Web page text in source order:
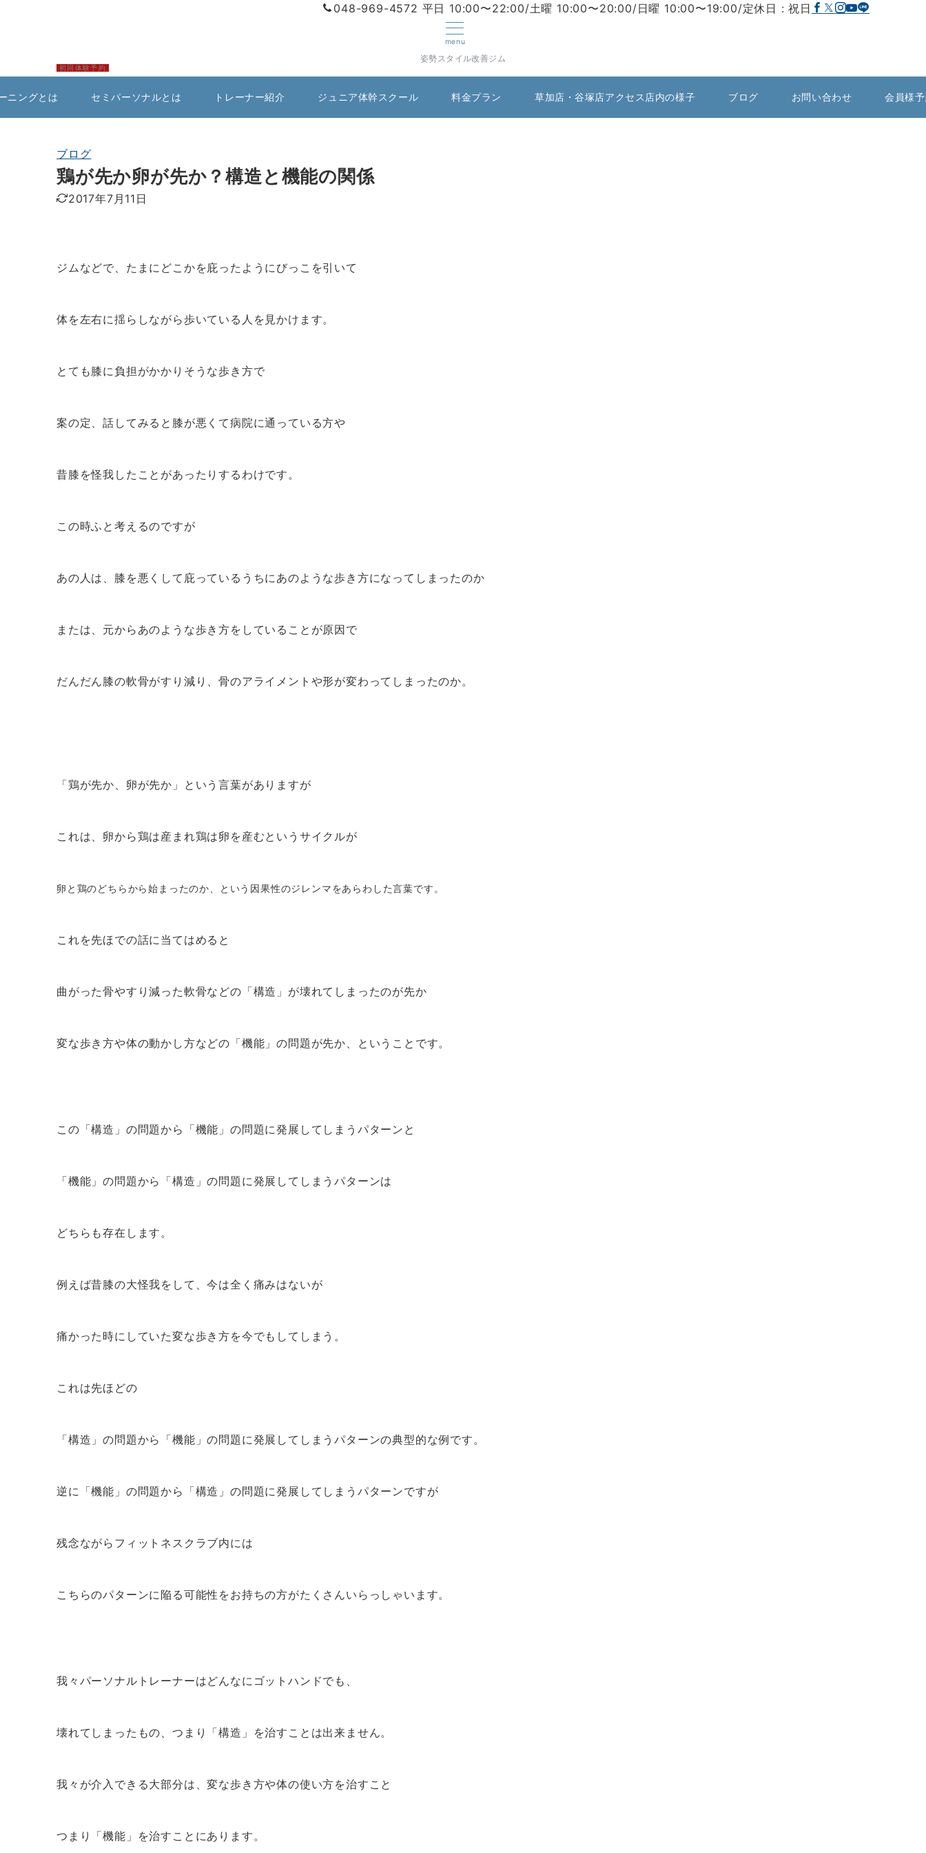
048-969-4572 平日 10:00〜22:00/土曜 10:00〜20:00/日曜 10:00〜19:00/定休日 : 祝日
menu
姿勢スタイル改善ジム
初回体験予約
ニングとは セミパーソナルとは トレーナー紹介 ジュニア体幹スクール 料金プラン 草加店・谷塚店アクセス店内の様子 ブログ お問い合わせ 会員様
ブログ
鶏が先か卵が先か？構造と機能の関係
2017年7月11日
ジムなどで、たまにどこかを庇ったようにびっこを引いて
体を左右に揺らしながら歩いている人を見かけます。
とても膝に負担がかかりそうな歩き方で
案の定、話してみると膝が悪くて病院に通っている方や
昔膝を怪我したことがあったりするわけです。
この時ふと考えるのですが
あの人は、膝を悪くして庇っているうちにあのような歩き方になってしまったのか
または、元からあのような歩き方をしていることが原因で
だんだん膝の軟骨がすり減り、骨のアライメントや形が変わってしまったのか。
「鶏が先か、卵が先か」という言葉がありますが
これは、卵から鶏は産まれ鶏は卵を産むというサイクルが
卵と鶏のどちらから始まったのか、という因果性のジレンマをあらわした言葉です。
これを先ほでの話に当てはめると
曲がった骨やすり減った軟骨などの「構造」が壊れてしまったのが先か
変な歩き方や体の動かし方などの「機能」の問題が先か、ということです。
この「構造」の問題から「機能」の問題に発展してしまうパターンと
「機能」の問題から「構造」の問題に発展してしまうパターンは
どちらも存在します。
例えば昔膝の大怪我をして、今は全く痛みはないが
痛かった時にしていた変な歩き方を今でもしてしまう。
これは先ほどの
「構造」の問題から「機能」の問題に発展してしまうパターンの典型的な例です。
逆に「機能」の問題から「構造」の問題に発展してしまうパターンですが
残念ながらフィットネスクラブ内には
こちらのパターンに陥る可能性をお持ちの方がたくさんいらっしゃいます。
我々パーソナルトレーナーはどんなにゴットハンドでも、
壊れてしまったもの、つまり「構造」を治すことは出来ません。
我々が介入できる大部分は、変な歩き方や体の使い方を治すこと
つまり「機能」を治すことにあります。